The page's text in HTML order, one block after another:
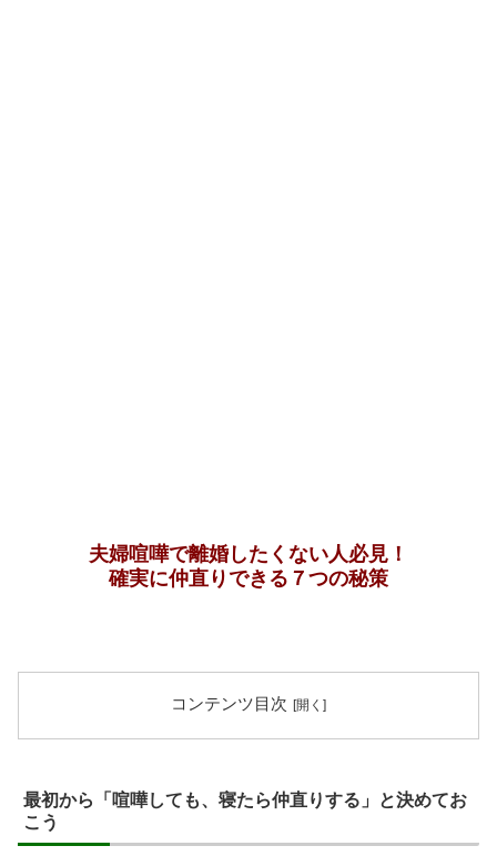
夫婦喧嘩で離婚したくない人必見！
確実に仲直りできる７つの秘策
コンテンツ目次
最初から「喧嘩しても、寝たら仲直りする」と決めてお
こう